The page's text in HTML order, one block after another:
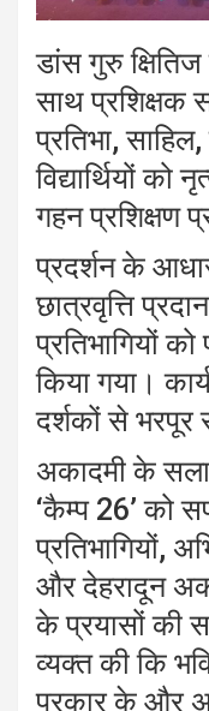
डांस गुरु
साथ प्रशिक्षक
प्रतिभा,
विद्यार्थियों को
गहन प्रशिक्षण
प्रदर्शन के आधार
छात्रवृत्ति
प्रतिभागियों
किया गया।
दर्शकों से भरपूर
अकादमी के
‘कैम्प 26’ को
प्रतिभागियों,
और देहरादून
के प्रयासों की
व्यक्त की कि
प्रकार के और